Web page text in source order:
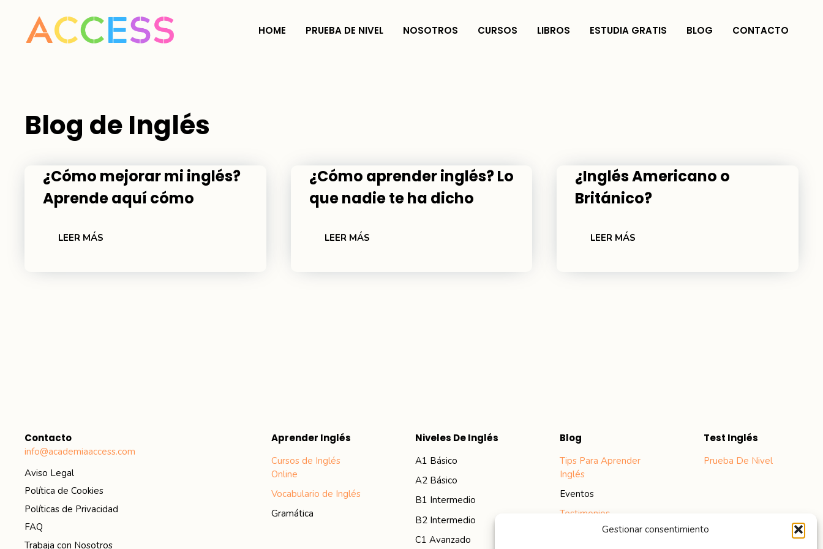
Gestionar consentimiento
contenido
HOME PRUEBA DE NIVEL NOSOTROS CURSOS LIBROS ESTUDIA GRATIS BLOG CONTACTO
Blog de Inglés
¿Cómo mejorar mi inglés?
Aprende aquí cómo
LEER MÁS
¿Cómo aprender inglés? Lo
que nadie te ha dicho
LEER MÁS
¿Inglés Americano o
Británico?
LEER MÁS
Contacto
info@academiaaccess.com
Aviso Legal
Política de Cookies
Políticas de Privacidad
FAQ
Trabaja con Nosotros
Aprender Inglés
Cursos de Inglés
Online
Vocabulario de Inglés
Gramática
Niveles De Inglés
A1 Básico
A2 Básico
B1 Intermedio
B2 Intermedio
C1 Avanzado
Blog
Tips Para Aprender
Inglés
Eventos
Testimonios
Test Inglés
Prueba De Nivel